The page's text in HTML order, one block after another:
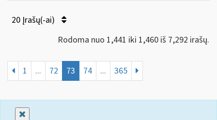
20 Įrašų(-ai)
Rodoma nuo 1,441 iki 1,460 iš 7,292 irašų.
1 ... 72 73 74 ... 365